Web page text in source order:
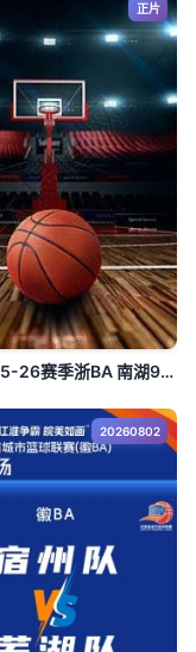
正片
8月2日25-26赛季浙BA 南湖97VS84秀洲
20260802